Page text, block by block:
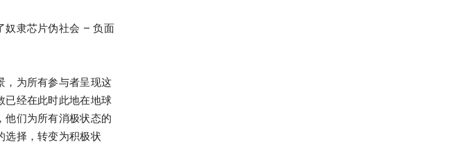
奴隶芯片伪社会 – 负面
，为所有参与者呈现这
已经在此时此地在地球
他们为所有消极状态的
选择，转变为积极状